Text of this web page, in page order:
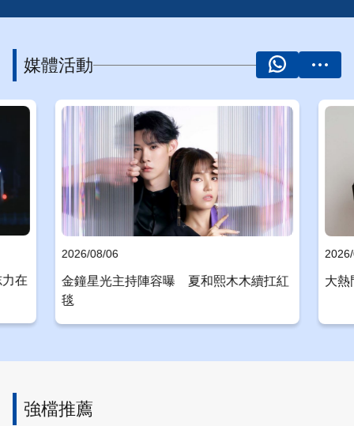
媒體活動
在
2026/08/06
金鐘星光主持陣容曝 夏和熙木木續扛紅
毯
大
強檔推薦